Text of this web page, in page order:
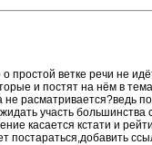
ветке речи не
и постят на нём в
расматривается?ведь
участь
касается кстати и
постараться,добавить